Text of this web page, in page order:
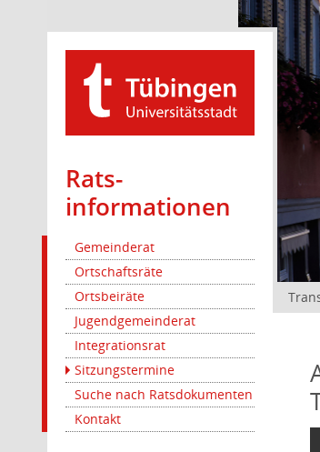
Rats­
informationen
Gemeinderat
Ortschaftsräte
Ortsbeiräte
Jugendgemeinderat
Integrationsrat
Sitzungstermine
Suche nach Ratsdokumenten
Kontakt